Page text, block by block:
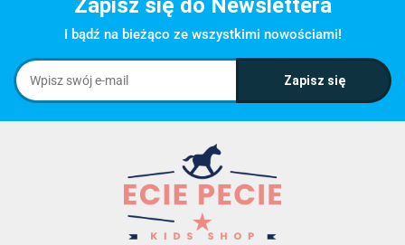
I bądź na bieżąco ze wszystkimi nowościami!